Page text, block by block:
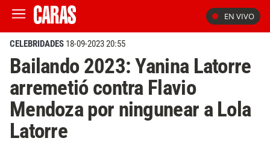
EN VIVO
CELEBRIDADES 18-09-2023 20:55
Bailando 2023: Yanina Latorre
arremetió contra Flavio
Mendoza por ningunear a Lola
Latorre